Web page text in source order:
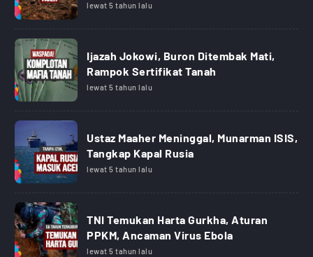
lewat 5 tahun lalu
Ijazah Jokowi, Buron Ditembak Mati,
Rampok Sertifikat Tanah
lewat 5 tahun lalu
Ustaz Maaher Meninggal, Munarman ISIS,
Tangkap Kapal Rusia
lewat 5 tahun lalu
TNI Temukan Harta Gurkha, Aturan
PPKM, Ancaman Virus Ebola
lewat 5 tahun lalu